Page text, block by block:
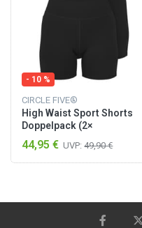
- 10 %
CIRCLE FIVE®
High Waist Sport Shorts
Doppelpack (2×
Radlershorts mit
Taschen) Schwarz
44,95 € UVP: 49,90 €